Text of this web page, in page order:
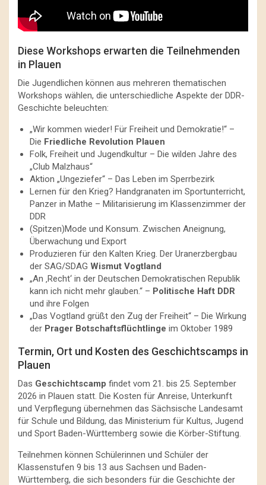
Diese Workshops erwarten die Teilnehmenden
in Plauen
Die Jugendlichen können aus mehreren thematischen
Workshops wählen, die unterschiedliche Aspekte der DDR-
Geschichte beleuchten:
„Wir kommen wieder! Für Freiheit und Demokratie!“ –
Die Friedliche Revolution Plauen
Folk, Freiheit und Jugendkultur – Die wilden Jahre des
„Club Malzhaus“
Aktion „Ungeziefer“ – Das Leben im Sperrbezirk
Lernen für den Krieg? Handgranaten im Sportunterricht,
Panzer in Mathe – Militarisierung im Klassenzimmer der
DDR
(Spitzen)Mode und Konsum. Zwischen Aneignung,
Überwachung und Export
Produzieren für den Kalten Krieg. Der Uranerzbergbau
der SAG/SDAG Wismut Vogtland
„An ‚Recht‘ in der Deutschen Demokratischen Republik
kann ich nicht mehr glauben.“ – Politische Haft DDR
und ihre Folgen
„Das Vogtland grüßt den Zug der Freiheit“ – Die Wirkung
der Prager Botschaftsflüchtlinge im Oktober 1989
Termin, Ort und Kosten des Geschichtscamps in
Plauen
Das Geschichtscamp findet vom 21. bis 25. September
2026 in Plauen statt. Die Kosten für Anreise, Unterkunft
und Verpflegung übernehmen das Sächsische Landesamt
für Schule und Bildung, das Ministerium für Kultus, Jugend
und Sport Baden-Württemberg sowie die Körber-Stiftung.
Teilnehmen können Schülerinnen und Schüler der
Klassenstufen 9 bis 13 aus Sachsen und Baden-
Württemberg, die sich besonders für die Geschichte der